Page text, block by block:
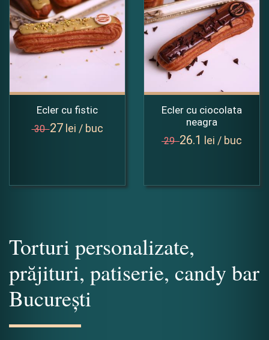
Ecler cu fistic
3027lei / buc
Ecler cu ciocolata
neagra
2926.1 lei / buc
Torturi personalizate,
prăjituri, patiserie, candy bar
București